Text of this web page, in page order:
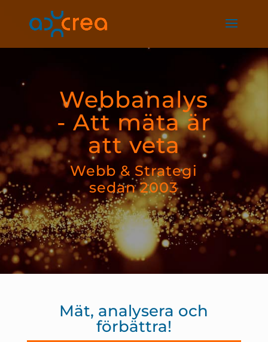
Webbanalys
- Att mäta är
att veta
Webb & Strategi
sedan 2003
Mät, analysera och
förbättra!